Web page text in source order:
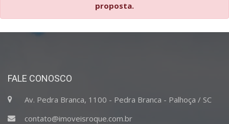
proposta.
FALE CONOSCO
Av. Pedra Branca, 1100 - Pedra Branca - Palhoça / SC
contato@imoveisroque.com.br